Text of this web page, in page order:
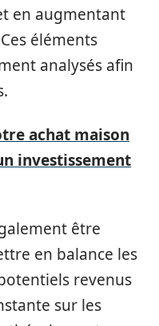
en augmentant
éléments
analysés afin
achat maison
investissement
être
en balance les
revenus
sur les